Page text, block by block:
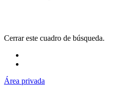
Cerrar este cuadro de búsqueda.
Área privada